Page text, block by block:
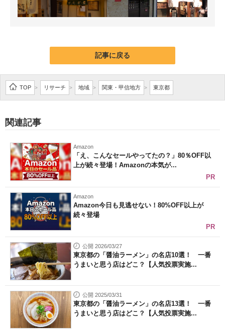
記事に戻る
TOP > リサーチ > 地域 > 関東・甲信地方 > 東京都
関連記事
Amazon
「え、こんなセールやってたの？」80％OFF以
上が続々登場！Amazonの本気が...
PR
Amazon
Amazon今日も見逃せない！80%OFF以上が
続々登場
PR
公開 2026/03/27
東京都の「醤油ラーメン」の名店10選！ 一番
うまいと思う店はどこ？【人気投票実施...
公開 2025/03/31
東京都の「醤油ラーメン」の名店13選！ 一番
うまいと思う店はどこ？【人気投票実施...